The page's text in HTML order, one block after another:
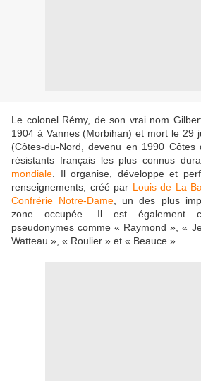
Le colonel Rémy, de son vrai nom
1904 à Vannes (Morbihan) et mort le 29
(Côtes-du-Nord, devenu en 1990
résistants français les plus connus
mondiale . Il organise, développe et
renseignements, créé par Louis de La
Confrérie Notre-Dame , un des plus
zone occupée. Il est également
pseudonymes comme « Raymond », «
Watteau », « Roulier » et « Beauce ».